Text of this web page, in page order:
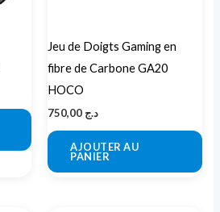
Jeu de Doigts Gaming en
fibre de Carbone GA20
HOCO
د.ج
AJOUTER AU
PANIER